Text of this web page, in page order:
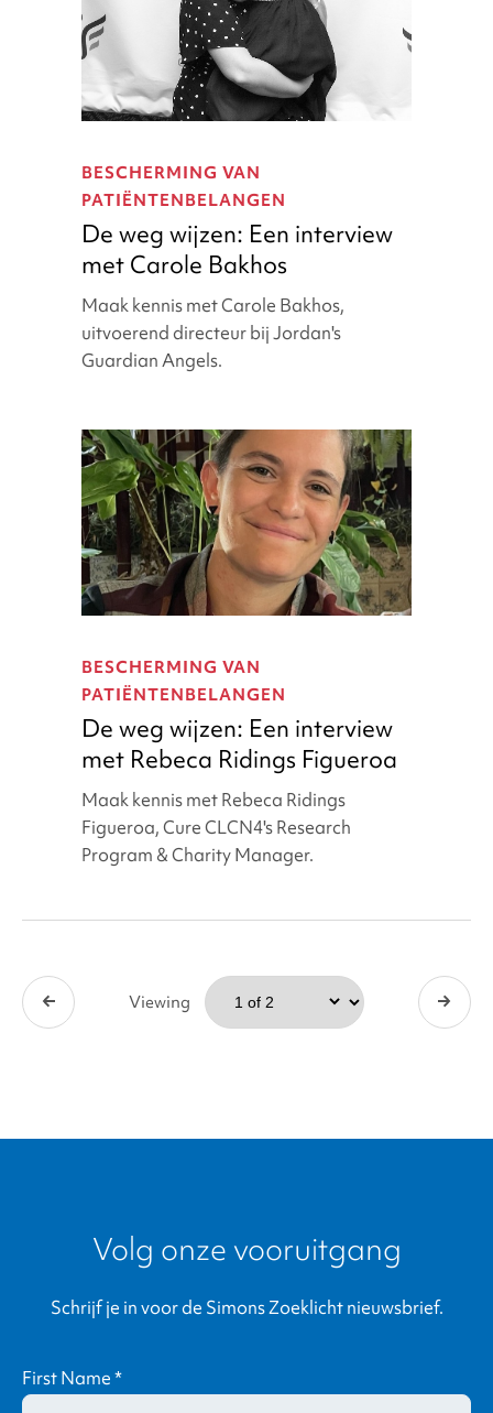
weg
wijzen:
Een
interview
met
Carole
Bakhos
BESCHERMING VAN
PATIËNTENBELANGEN
De weg wijzen: Een interview
met Carole Bakhos
Maak kennis met Carole Bakhos,
uitvoerend directeur bij Jordan's
Guardian Angels.
weg
wijzen:
Een
interview
met
Rebeca
Ridings
Figueroa
BESCHERMING VAN
PATIËNTENBELANGEN
De weg wijzen: Een interview
met Rebeca Ridings Figueroa
Maak kennis met Rebeca Ridings
Figueroa, Cure CLCN4's Research
Program & Charity Manager.
Viewing
Volg onze vooruitgang
Schrijf je in voor de Simons Zoeklicht nieuwsbrief.
First Name*